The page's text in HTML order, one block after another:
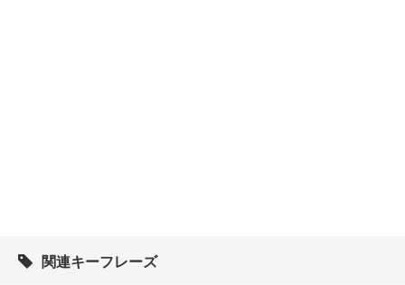
関連キーフレーズ